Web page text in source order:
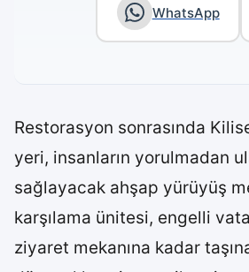
WhatsApp
Restorasyon sonrasında
yeri, insanların yorulmadan
sağlayacak ahşap yürüyüş
karşılama ünitesi, engelli
ziyaret mekanına kadar